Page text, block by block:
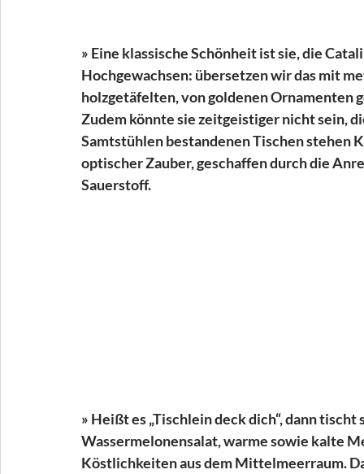
» Eine klassische Schönheit ist sie, die
Hochgewachsen: übersetzen wir das mit
holzgetäfelten, von goldenen
Zudem könnte sie zeitgeistiger nicht sein,
Samtstühlen bestandenen Tischen stehen
optischer Zauber, geschaffen durch die
Sauerstoff.
» Heißt es „Tischlein deck dich“, dann tischt
Wassermelonensalat, warme sowie kalte
Köstlichkeiten aus dem Mittelmeerraum.